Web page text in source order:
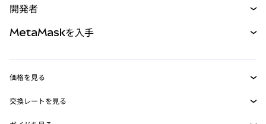
パーペチュアル
RWA
開発者
MetaMask Connect
MetaMaskを入手
価格を見る
イーサリアムの価格
交換レートを見る